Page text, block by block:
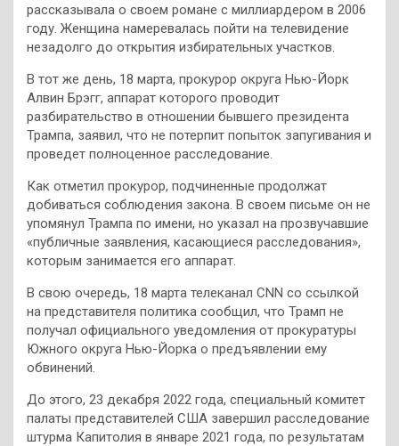
рассказывала о своем романе с миллиардером в 2006
году. Женщина намеревалась пойти на телевидение
незадолго до открытия избирательных участков.
В тот же день, 18 марта, прокурор округа Нью-Йорк
Алвин Брэгг, аппарат которого проводит
разбирательство в отношении бывшего президента
Трампа, заявил, что не потерпит попыток запугивания и
проведет полноценное расследование.
Как отметил прокурор, подчиненные продолжат
добиваться соблюдения закона. В своем письме он не
упомянул Трампа по имени, но указал на прозвучавшие
«публичные заявления, касающиеся расследования»,
которым занимается его аппарат.
В свою очередь, 18 марта телеканал CNN со ссылкой
на представителя политика сообщил, что Трамп не
получал официального уведомления от прокуратуры
Южного округа Нью-Йорка о предъявлении ему
обвинений.
До этого, 23 декабря 2022 года, специальный комитет
палаты представителей США завершил расследование
штурма Капитолия в январе 2021 года, по результатам